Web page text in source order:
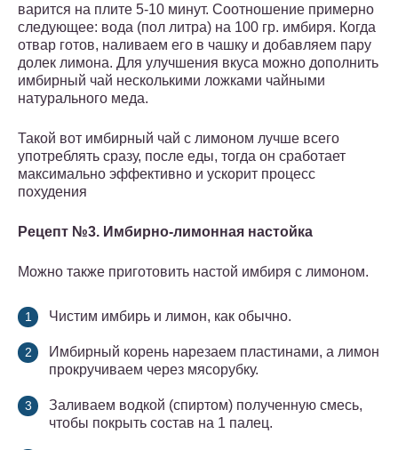
варится на плите 5-10 минут. Соотношение примерно
следующее: вода (пол литра) на 100 гр. имбиря. Когда
отвар готов, наливаем его в чашку и добавляем пару
долек лимона. Для улучшения вкуса можно дополнить
имбирный чай несколькими ложками чайными
натурального меда.
Такой вот имбирный чай с лимоном лучше всего
употреблять сразу, после еды, тогда он сработает
максимально эффективно и ускорит процесс
похудения
Рецепт №3. Имбирно-лимонная настойка
Можно также приготовить настой имбиря с лимоном.
Чистим имбирь и лимон, как обычно.
Имбирный корень нарезаем пластинами, а лимон
прокручиваем через мясорубку.
Заливаем водкой (спиртом) полученную смесь,
чтобы покрыть состав на 1 палец.